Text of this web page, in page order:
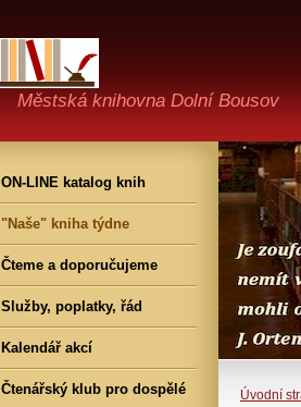
Městská knihovna Dolní Bousov
Úvodní
ON-LINE katalog knih
"Naše" kniha týdne
Čteme a doporučujeme
Služby, poplatky, řád
Kalendář akcí
Čtenářský klub pro dospělé